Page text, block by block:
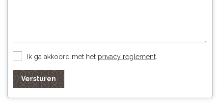
Ik ga akkoord met het privacy reglement.
Versturen